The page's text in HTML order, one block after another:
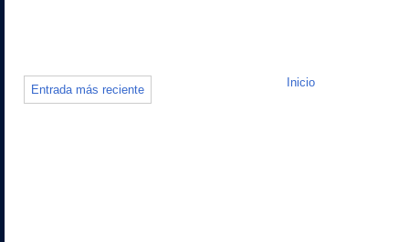
Entrada más reciente
Inicio